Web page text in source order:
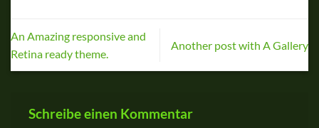
An Amazing responsive and
Retina ready theme.
Another post with A Gallery
Schreibe einen Kommentar